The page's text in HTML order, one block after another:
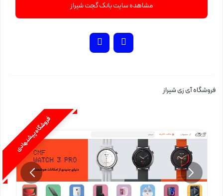
مشاهده سایت بانک گجت شیراز
فروشگاه آی زی شیراز
فروشگاه پیشنهادی